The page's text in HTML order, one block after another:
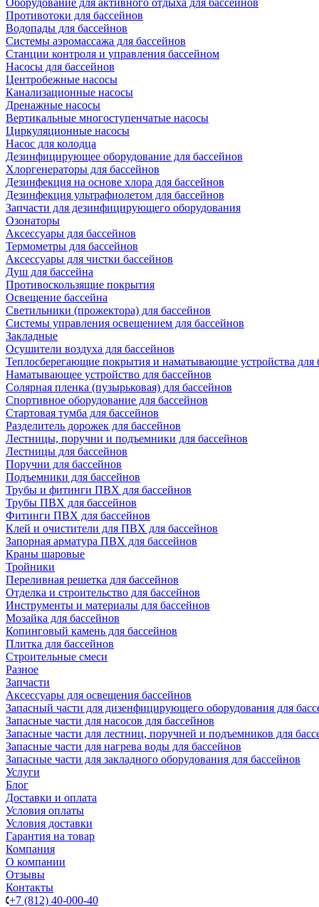
Оборудование для активного отдыха для бассейнов
Противотоки для бассейнов
Водопады для бассейнов
Системы аэромассажа для бассейнов
Станции контроля и управления бассейном
Насосы для бассейнов
Центробежные насосы
Канализационные насосы
Дренажные насосы
Вертикальные многоступенчатые насосы
Циркуляционные насосы
Насос для колодца
Дезинфицирующее оборудование для бассейнов
Хлоргенераторы для бассейнов
Дезинфекция на основе хлора для бассейнов
Дезинфекция ультрафиолетом для бассейнов
Запчасти для дезинфицирующего оборудования
Озонаторы
Аксессуары для бассейнов
Термометры для бассейнов
Аксессуары для чистки бассейнов
Душ для бассейна
Противоскользящие покрытия
Освещение бассейна
Светильники (прожектора) для бассейнов
Системы управления освещением для бассейнов
Закладные
Осушители воздуха для бассейнов
Теплосберегающие покрытия и наматывающие устройства для
Наматывающее устройство для бассейнов
Солярная пленка (пузырьковая) для бассейнов
Спортивное оборудование для бассейнов
Стартовая тумба для бассейнов
Разделитель дорожек для бассейнов
Лестницы, поручни и подъемники для бассейнов
Лестницы для бассейнов
Поручни для бассейнов
Подъемники для бассейнов
Трубы и фитинги ПВХ для бассейнов
Трубы ПВХ для бассейнов
Фитинги ПВХ для бассейнов
Клей и очистители для ПВХ для бассейнов
Запорная арматура ПВХ для бассейнов
Краны шаровые
Тройники
Переливная решетка для бассейнов
Отделка и строительство для бассейнов
Инструменты и материалы для бассейнов
Мозайка для бассейнов
Копинговый камень для бассейнов
Плитка для бассейнов
Строительные смеси
Разное
Запчасти
Аксессуары для освещения бассейнов
Запасный части для дизенфицирующего оборудования для
Запасные части для насосов для бассейнов
Запасные части для лестниц, поручней и подъемников для
Запасные части для нагрева воды для бассейнов
Запасные части для закладного оборудования для бассейнов
Услуги
Блог
Доставки и оплата
Условия оплаты
Условия доставки
Гарантия на товар
Компания
О компании
Отзывы
Контакты
+7 (812) 40-000-40